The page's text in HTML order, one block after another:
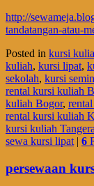
http://
tandatangan-atau-
Posted in kursi
kuliah, kursi lipat,
sekolah, kursi
rental kursi kuliah
kuliah Bogor,
rental kursi kuliah
kursi kuliah
sewa kursi lipat | 6
persewaan